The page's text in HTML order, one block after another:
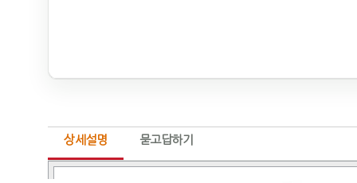
상세설명 묻고답하기